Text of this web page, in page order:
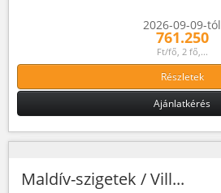
2026-09-09-tól
761.250
Ft/fő, 2 fő,...
Részletek
Ajánlatkérés
Maldív-szigetek / Vill...